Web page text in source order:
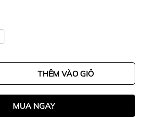
THÊM VÀO GIỎ
MUA NGAY